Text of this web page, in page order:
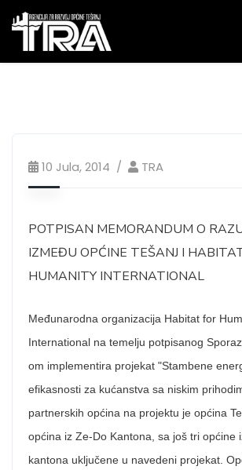
10 Jula, 2014 TRA
POTPISAN MEMORANDUM O
IZMEĐU OPĆINE TEŠANJ I
HUMANITY INTERNATIONAL
Međunarodna organizacija Habitat for
International na temelju potpisanog
om implementira projekat "Stambene
efikasnosti za kućanstva sa niskim
partnerskih općina na projektu je općina
općina iz Ze-Do Kantona, sa još tri općine
kantona uključene u navedeni projekat.